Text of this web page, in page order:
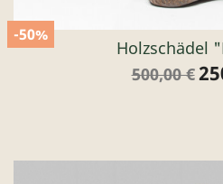
Holzschädel
500,00 €
-50%